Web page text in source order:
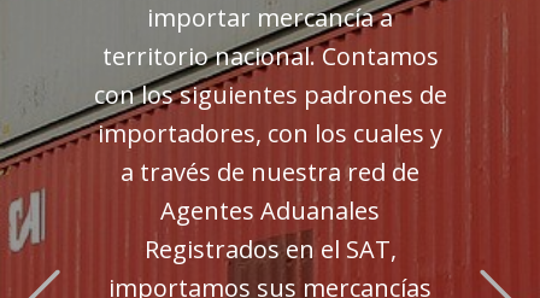
importar mercancía a
territorio nacional. Contamos
con los siguientes padrones de
importadores, con los cuales y
a través de nuestra red de
Agentes Aduanales
Registrados en el SAT,
importamos sus mercancías
Previous